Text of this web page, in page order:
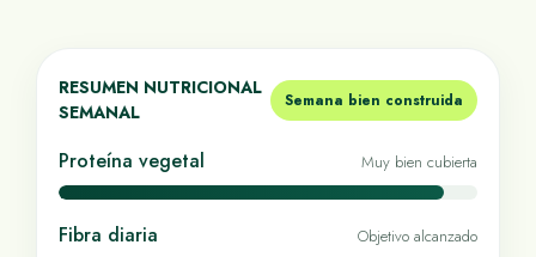
RESUMEN NUTRICIONAL
SEMANAL
Semana bien construida
Proteína vegetal Muy bien cubierta
Fibra diaria Objetivo alcanzado